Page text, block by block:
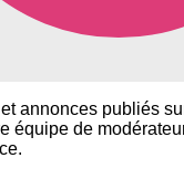
annonces publiés
équipe de